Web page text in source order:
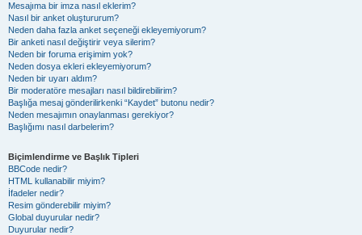
Mesajıma bir imza nasıl eklerim?
Nasıl bir anket oluştururum?
Neden daha fazla anket seçeneği ekleyemiyorum?
Bir anketi nasıl değiştirir veya silerim?
Neden bir foruma erişimim yok?
Neden dosya ekleri ekleyemiyorum?
Neden bir uyarı aldım?
Bir moderatöre mesajları nasıl bildirebilirim?
Başlığa mesaj gönderilirkenki “Kaydet” butonu nedir?
Neden mesajımın onaylanması gerekiyor?
Başlığımı nasıl darbelerim?
Biçimlendirme ve Başlık Tipleri
BBCode nedir?
HTML kullanabilir miyim?
İfadeler nedir?
Resim gönderebilir miyim?
Global duyurular nedir?
Duyurular nedir?